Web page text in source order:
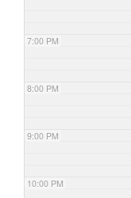
7:00 PM
8:00 PM
9:00 PM
10:00 PM